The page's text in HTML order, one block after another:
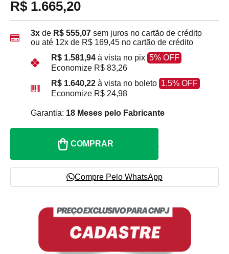
R$ 1.665,20
3x de R$ 555,07 sem juros no cartão de crédito
ou até 12x de R$ 169,45 no cartão de crédito
R$ 1.581,94 à vista no pix 5% OFF
Economize R$ 83,26
R$ 1.640,22 à vista no boleto 1.5% OFF
Economize R$ 24,98
Garantia: 18 Meses pelo Fabricante
COMPRAR
Compre Pelo WhatsApp